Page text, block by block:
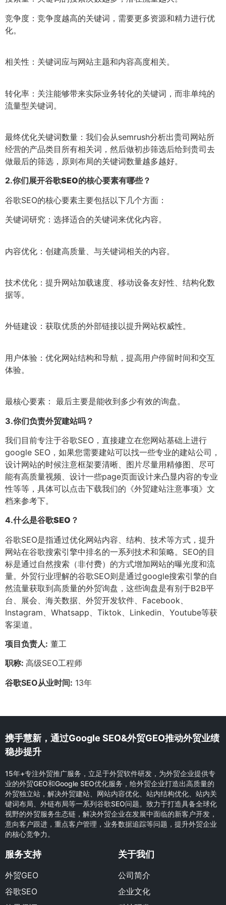
竞争度：竞争度越高的关键词，需要更多资源和精力进行优
化。
相关性：关键词应与网站主题和内容高度相关。
转化率：关注能够带来实际业务转化的关键词，而非单纯的
流量型关键词。
最终优化关键词数量：我们会从semrush分析出贵司网站所
经营的产品类目所有相关词，然后做初步筛选后给到贵司去
做最后的筛选，原则布局的关键词数量越多越好。
2.你们展开谷歌SEO的核心要素有哪些？
谷歌SEO的核心要素主要包括以下几个方面：
关键词研究：选择适合的关键词来优化内容。
内容优化：创建高质量、与关键词相关的内容。
技术优化：提升网站加载速度、移动设备友好性、结构化数
据等。
外链建设：获取优质的外部链接以提升网站权威性。
用户体验：优化网站结构和导航，提高用户停留时间和交互
体验。
最核心要素： 最后主要是能收到多少有效的询盘。
3.你们负责外贸建站吗？
我们目前专注于谷歌SEO，直接建立在您网站基础上进行
google SEO，如果您需要建站可以找一些专业的建站公司，
设计网站的时候注意框架要清晰、图片尽量用精修图、尽可
能有高质量视频、设计一些page页面设计来凸显内容的专业
性等等，具体可以点击下载我们的《外贸建站注意事项》文
档来参考下。
4.什么是谷歌SEO？
谷歌SEO是指通过优化网站内容、结构、技术等方式，提升
网站在谷歌搜索引擎中排名的一系列技术和策略。SEO的目
标是通过自然搜索（非付费）的方式增加网站的曝光度和流
量。外贸行业理解的谷歌SEO则是通过google搜索引擎的自
然流量获取到高质量的外贸询盘，这些询盘是有别于B2B平
台、展会、海关数据、外贸开发软件、Facebook、
Instagram、Whatsapp、Tiktok、Linkedin、Youtube等获
客渠道。
项目负责人: 董工
职称: 高级SEO工程师
谷歌SEO从业时间: 13年
携手慧新，通过Google SEO&外贸GEO推动外贸业绩
稳步提升
15年+专注外贸推广服务，立足于外贸软件研发，为外贸企业提供专
业的外贸GEO和Google SEO优化服务，给外贸企业打造出高质量的
外贸独立站，解决外贸建站、网站内容优化、站内结构优化、站内关
键词布局、外链布局等一系列谷歌SEO问题。致力于打造具备全球化
视野的外贸服务生态链，解决外贸企业在发展中面临的新客户开发，
意向客户跟进，重点客户管理，业务数据追踪等问题，提升外贸企业
的核心竞争力。
服务支持
外贸GEO
谷歌SEO
关于我们
公司简介
企业文化